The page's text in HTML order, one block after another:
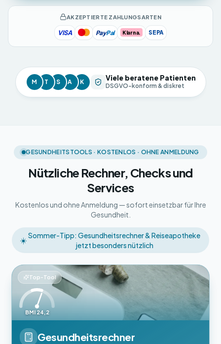
AKZEPTIERTE ZAHLUNGSARTEN
VISA PayPal Klarna. SEPA
M T S A K Viele beratene Patienten
DSGVO-konform & diskret
GESUNDHEITSTOOLS · KOSTENLOS · OHNE ANMELDUNG
Nützliche Rechner, Checks und
Services
Kostenlos und ohne Anmeldung — sofort einsetzbar für Ihre
Gesundheit.
☀️Sommer-Tipp: Gesundheitsrechner & Reiseapotheke
jetzt besonders nützlich
Top-Tool
BMI 24,2
Gesundheitsrechner